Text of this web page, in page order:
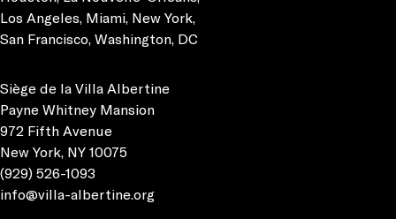
Los Angeles, Miami, New York,
San Francisco, Washington, DC
Siège de la Villa Albertine
Payne Whitney Mansion
972 Fifth Avenue
New York, NY 10075
(929) 526-1093
info@villa-albertine.org